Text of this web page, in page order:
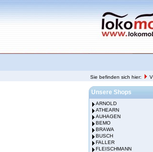
Sie befinden sich hier:
Unsere Shops
ARNOLD
ATHEARN
AUHAGEN
BEMO
BRAWA
BUSCH
FALLER
FLEISCHMANN